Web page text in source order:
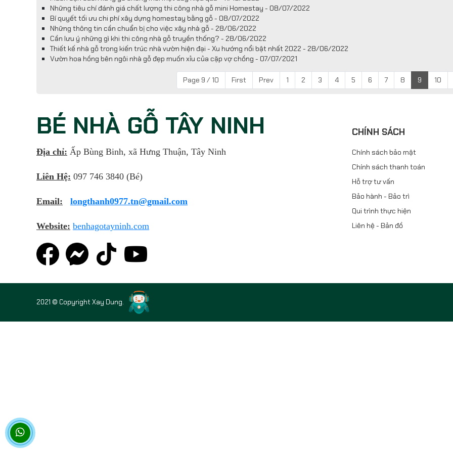
Những tiêu chí đánh giá chất lượng thi công nhà gỗ mini Homestay - 08/07/2022
Bí quyết tối ưu chi phí xây dựng homestay bằng gỗ - 08/07/2022
Những thông tin cần chuẩn bị cho việc xây nhà gỗ - 28/06/2022
Cần lưu ý những gì khi thi công nhà gỗ truyền thống? - 28/06/2022
Thiết kế nhà gỗ trong kiến trúc nhà vườn hiện đại - Xu hướng nổi bật nhất 2022 - 28/06/2022
Vườn hoa hồng bên ngôi nhà gỗ đẹp muốn xỉu của cặp vợ chồng - 07/07/2021
Page 9 / 10 First Prev 1 2 3 4 5 6 7 8 9 10
BÉ NHÀ GỖ TÂY NINH
Địa chỉ: Ấp Bùng Binh, xã Hưng Thuận, Tây Ninh
Liên Hệ: 097 746 3840 (Bé)
Email: longthanh0977.tn@gmail.com
Website: benhagotayninh.com
CHÍNH SÁCH
Chính sách bảo mật
Chính sách thanh toán
Hỗ trợ tư vấn
Bảo hành - Bảo trì
Qui trình thực hiện
Liên hệ - Bản đồ
2021 © Copyright Xay Dung.